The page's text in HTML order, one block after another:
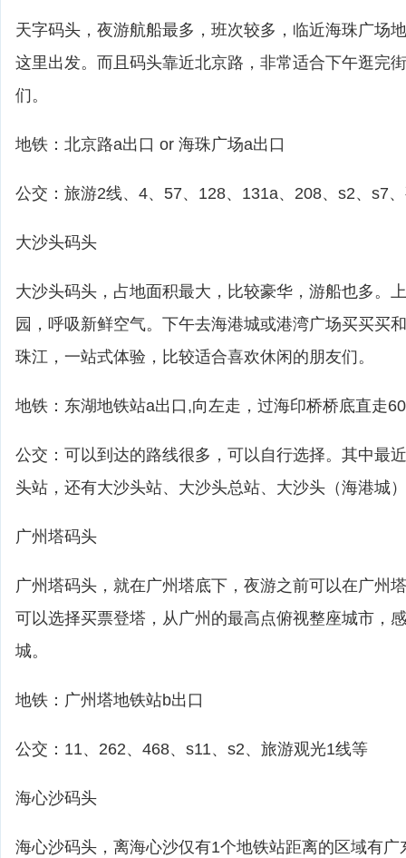
天字码头，夜游航船最多，班次较多，临近海珠广场
这里出发。而且码头靠近北京路，非常适合下午逛完
们。
地铁：北京路a出口 or 海珠广场a出口
公交：旅游2线、4、57、128、131a、208、s2、s7
大沙头码头
大沙头码头，占地面积最大，比较豪华，游船也多。
园，呼吸新鲜空气。下午去海港城或港湾广场买买买
珠江，一站式体验，比较适合喜欢休闲的朋友们。
地铁：东湖地铁站a出口,向左走，过海印桥桥底直走
公交：可以到达的路线很多，可以自行选择。其中最
头站，还有大沙头站、大沙头总站、大沙头（海港城
广州塔码头
广州塔码头，就在广州塔底下，夜游之前可以在广州
可以选择买票登塔，从广州的最高点俯视整座城市，
城。
地铁：广州塔地铁站b出口
公交：11、262、468、s11、s2、旅游观光1线等
海心沙码头
海心沙码头，离海心沙仅有1个地铁站距离的区域有